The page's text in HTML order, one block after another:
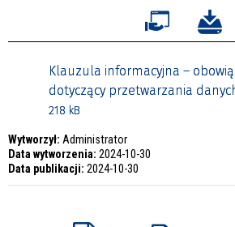
Klauzula informacyjna –
dotyczący przetwarzania
218 kB
Wytworzył: Administrator
Data wytworzenia: 2024-10-30
Data publikacji: 2024-10-30